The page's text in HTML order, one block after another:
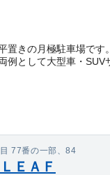
置きの月極駐車場です
として大型車・SUV
77番の一部、84
ＥＡＦ